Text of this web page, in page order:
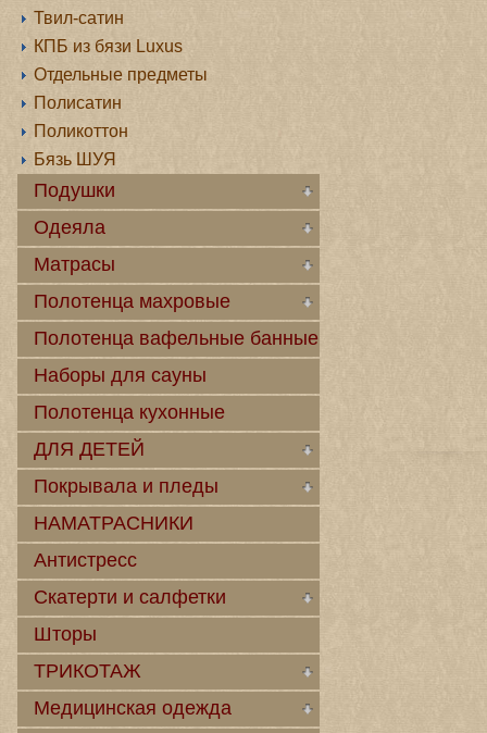
Твил-сатин
КПБ из бязи Luxus
Отдельные предметы
Полисатин
Поликоттон
Бязь ШУЯ
Подушки
Одеяла
Матрасы
Полотенца махровые
Полотенца вафельные банные
Наборы для сауны
Полотенца кухонные
ДЛЯ ДЕТЕЙ
Покрывала и пледы
НАМАТРАСНИКИ
Антистресс
Скатерти и салфетки
Шторы
ТРИКОТАЖ
Медицинская одежда